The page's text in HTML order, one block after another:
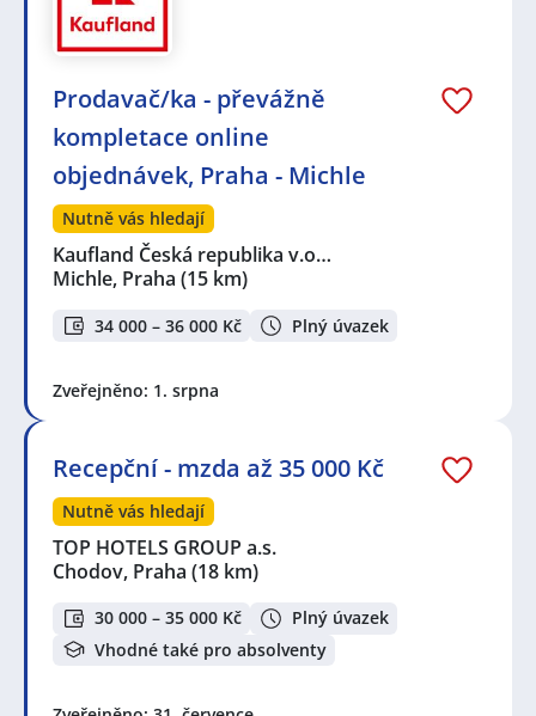
Prodavač/ka - převážně
kompletace online
objednávek, Praha - Michle
Nutně vás hledají
Kaufland Česká republika v.o…
Michle, Praha (15 km)
34 000 – 36 000 Kč Plný úvazek
Zveřejněno: 1. srpna
Recepční - mzda až 35 000 Kč
Nutně vás hledají
TOP HOTELS GROUP a.s.
Chodov, Praha (18 km)
30 000 – 35 000 Kč
Plný úvazek
Vhodné také pro absolventy